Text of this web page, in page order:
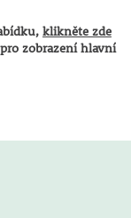
klikněte zde
pro zobrazení hlavní